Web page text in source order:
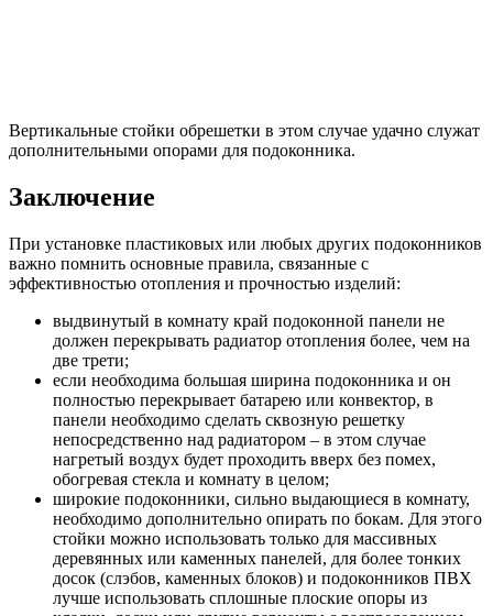
Вертикальные стойки обрешетки в этом случае удачно служат
дополнительными опорами для подоконника.
Заключение
При установке пластиковых или любых других подоконников
важно помнить основные правила, связанные с
эффективностью отопления и прочностью изделий:
выдвинутый в комнату край подоконной панели не
должен перекрывать радиатор отопления более, чем на
две трети;
если необходима большая ширина подоконника и он
полностью перекрывает батарею или конвектор, в
панели необходимо сделать сквозную решетку
непосредственно над радиатором – в этом случае
нагретый воздух будет проходить вверх без помех,
обогревая стекла и комнату в целом;
широкие подоконники, сильно выдающиеся в комнату,
необходимо дополнительно опирать по бокам. Для этого
стойки можно использовать только для массивных
деревянных или каменных панелей, для более тонких
досок (слэбов, каменных блоков) и подоконников ПВХ
лучше использовать сплошные плоские опоры из